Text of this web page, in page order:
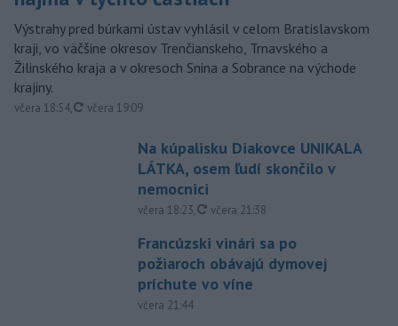
Výstrahy pred búrkami ústav vyhlásil v celom Bratislavskom
kraji, vo väčšine okresov Trenčianskeho, Trnavského a
Žilinského kraja a v okresoch Snina a Sobrance na východe
krajiny.
včera 18:54, aktualizované
včera 19:09
Na kúpalisku Diakovce UNIKALA
LÁTKA, osem ľudí skončilo v
nemocnici
včera 18:23, aktualizované
včera 21:38
Francúzski vinári sa po
požiaroch obávajú dymovej
príchute vo víne
včera 21:44